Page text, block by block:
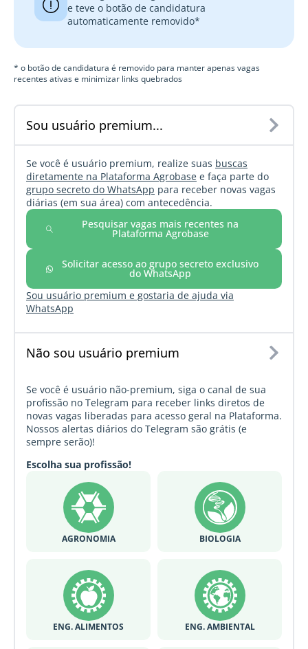
e teve o botão de candidatura
automaticamente removido*
* o botão de candidatura é removido para manter apenas vagas
recentes ativas e minimizar links quebrados
Sou usuário premium...
Se você é usuário premium, realize suas buscas
diretamente na Plataforma Agrobase e faça parte do
grupo secreto do WhatsApp para receber novas vagas
diárias (em sua área) com antecedência.
Pesquisar vagas mais recentes na
Plataforma Agrobase
Solicitar acesso ao grupo secreto exclusivo
do WhatsApp
Sou usuário premium e gostaria de ajuda via
WhatsApp
Não sou usuário premium
Se você é usuário não-premium, siga o canal de sua
profissão no Telegram para receber links diretos de
novas vagas liberadas para acesso geral na Plataforma.
Nossos alertas diários do Telegram são grátis (e
sempre serão)!
Escolha sua profissão!
AGRONOMIA BIOLOGIA
ENG. ALIMENTOS ENG. AMBIENTAL